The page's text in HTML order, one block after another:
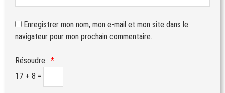
Enregistrer mon nom, mon e-mail et mon site dans le
navigateur pour mon prochain commentaire.
Résoudre : *
17 + 8 =